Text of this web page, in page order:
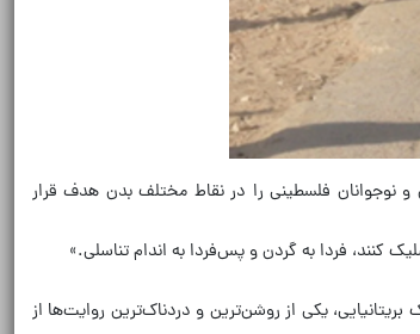
بی‌بی‌سی۴ گفت که سربازان اسرائیلی به‌طور عمدی کودکان و نوجوانان فلسطینی را در نقاط مختلف بدن هدف قرار
کنند، فردا به گردن و پس‌فردا به اندام تناسلی.»
یکی از روشن‌ترین و دردناک‌ترین روایت‌ها از